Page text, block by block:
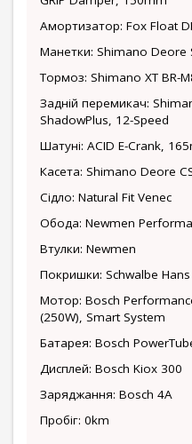
Амортизатор: Fox Float
Манетки: Shimano Deore
Тормоз: Shimano XT BR-
Задній перемикач:
ShadowPlus, 12-Speed
Шатуні: ACID E-Crank,
Касета: Shimano Deore
Сідло: Natural Fit Venec
Обода: Newmen
Втулки: Newmen
Покришки: Schwalbe
Мотор: Bosch
(250W), Smart System
Батарея: Bosch
Дисплей: Bosch Kiox 300
Заряджання: Bosch 4A
Пробіг: 0km